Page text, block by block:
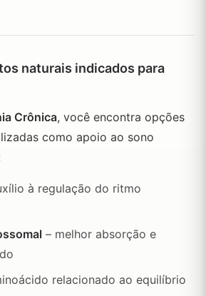
naturais indicados para
Crônica, você encontra opções
como apoio ao sono
à regulação do ritmo
– melhor absorção e
relacionado ao equilíbrio